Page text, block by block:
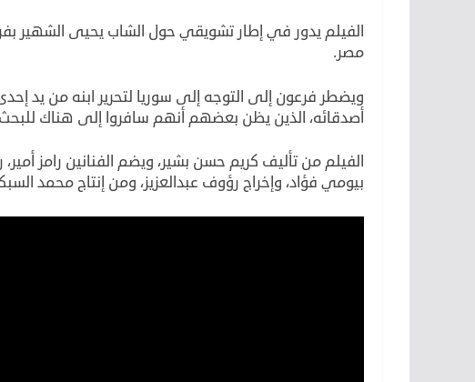
الفيلم يدور في إطار تشويقي حول الشاب يحيى الشهير
مصر.
ويضطر فرعون إلى التوجه إلى سوريا لتحرير ابنه من يد
أصدقائه، الذين يظن بعضهم أنهم سافروا إلى هناك
الفيلم من تأليف كريم حسن بشير، ويضم الفنانين رامز
بيومي فؤاد، وإخراج رؤوف عبدالعزيز، ومن إنتاج محمد